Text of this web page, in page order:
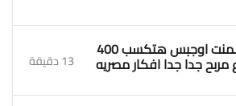
4. 3كيلو اسمنت اوجبس هتكسب 400
جدا جدا ⁦⁩افكار مصريه 13 دقيقة